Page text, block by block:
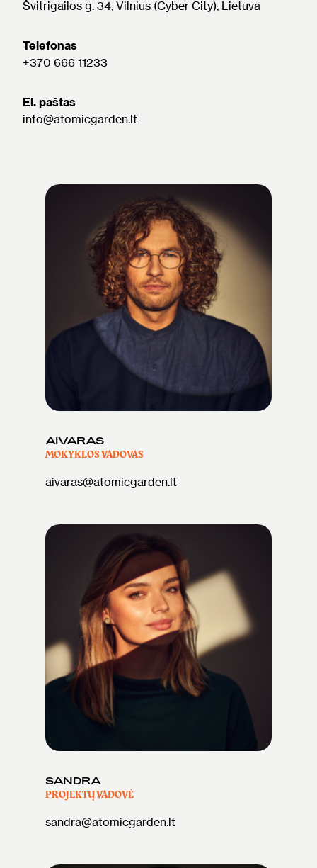
Švitrigailos g. 34, Vilnius (Cyber City), Lietuva
Telefonas
+370 666 11233
El. paštas
info@atomicgarden.lt
AIVARAS
MOKYKLOS VADOVAS
aivaras@atomicgarden.lt
SANDRA
PROJEKTŲ VADOVĖ
sandra@atomicgarden.lt